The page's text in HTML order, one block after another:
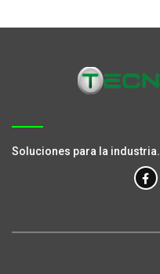
Soluciones para la industria.